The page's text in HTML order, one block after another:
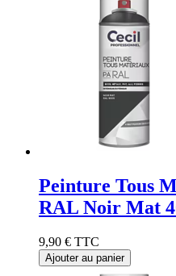
Peinture Tous
RAL Noir Mat
9,90 € TTC
Ajouter au panier